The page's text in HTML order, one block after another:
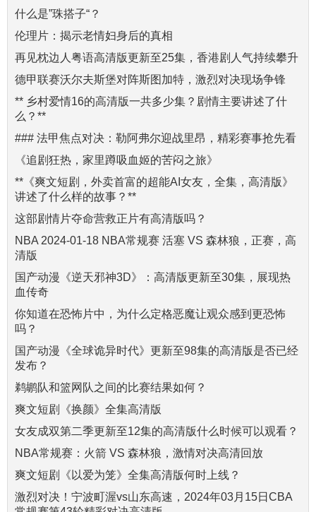
什么是”珠搭子“？
伦理片：揭示老情妇身后的真相
再见枕边人粤语高清版更新至25集，香港剧人气持续攀升
德甲联赛沃尔夫斯堡对阵斯图加特，激烈对决现场争锋
** 乡村爱情16的高清版一共多少集？剧情主要讲述了什
么？**
### 法甲焦点对决：勒阿弗尔迎战里昂，精彩赛事抢先看
《追剧狂热，家里蹲吸血姬的苦闷之旅》
**《爽文短剧，外卖首富的超能AI女友，全集，高清版》
讲述了什么样的故事？**
这部剧情片夺命营救正片有高清版吗？
NBA 2024-01-18 NBA常规赛 活塞 VS 森林狼，正赛，高
清版
国产动漫《逆天邪神3D》：高清版更新至30集，展现热
血传奇
你知道在恐怖片中，为什么定格恶魔让观众感到更恐怖
吗？
国产动漫《全球诡异时代》更新至98集的高清版是否已经
发布？
鹈鹕队和篮网队之间的比赛结果如何？
爽文短剧《换颜》全集高清版
女友成双第二季更新至12集的高清版什么时候可以观看？
NBA常规赛：火箭 VS 森林狼，激情对决高清回放
爽文短剧《以爱为笼》全集高清版何时上线？
激烈对决！宁波町渥vs山东高速，2024年03月15日CBA